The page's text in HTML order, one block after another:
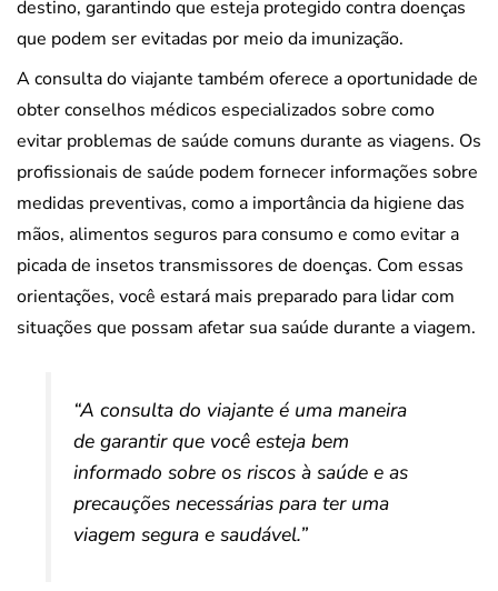
destino, garantindo que esteja protegido contra doenças
que podem ser evitadas por meio da imunização.
A consulta do viajante também oferece a oportunidade de
obter conselhos médicos especializados sobre como
evitar problemas de saúde comuns durante as viagens. Os
profissionais de saúde podem fornecer informações sobre
medidas preventivas, como a importância da higiene das
mãos, alimentos seguros para consumo e como evitar a
picada de insetos transmissores de doenças. Com essas
orientações, você estará mais preparado para lidar com
situações que possam afetar sua saúde durante a viagem.
“A consulta do viajante é uma maneira
de garantir que você esteja bem
informado sobre os riscos à saúde e as
precauções necessárias para ter uma
viagem segura e saudável.”